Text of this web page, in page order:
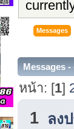
Messages
Messages
หน้า: [1]
1 ลง